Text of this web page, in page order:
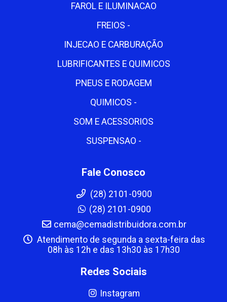
FAROL E ILUMINACAO
FREIOS -
INJECAO E CARBURAÇÃO
LUBRIFICANTES E QUIMICOS
PNEUS E RODAGEM
QUIMICOS -
SOM E ACESSORIOS
SUSPENSAO -
Fale Conosco
(28) 2101-0900
(28) 2101-0900
cema@cemadistribuidora.com.br
Atendimento de segunda a sexta-feira das
08h às 12h e das 13h30 às 17h30
Redes Sociais
Instagram